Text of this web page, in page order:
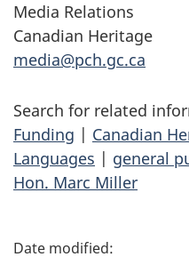
Media Relations
Canadian Heritage
media@pch.gc.ca
Search for related
Funding | Canadian
Languages | general
Hon. Marc Miller
P